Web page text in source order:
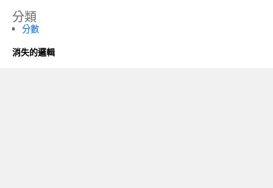
分類
分數
消失的邏輯